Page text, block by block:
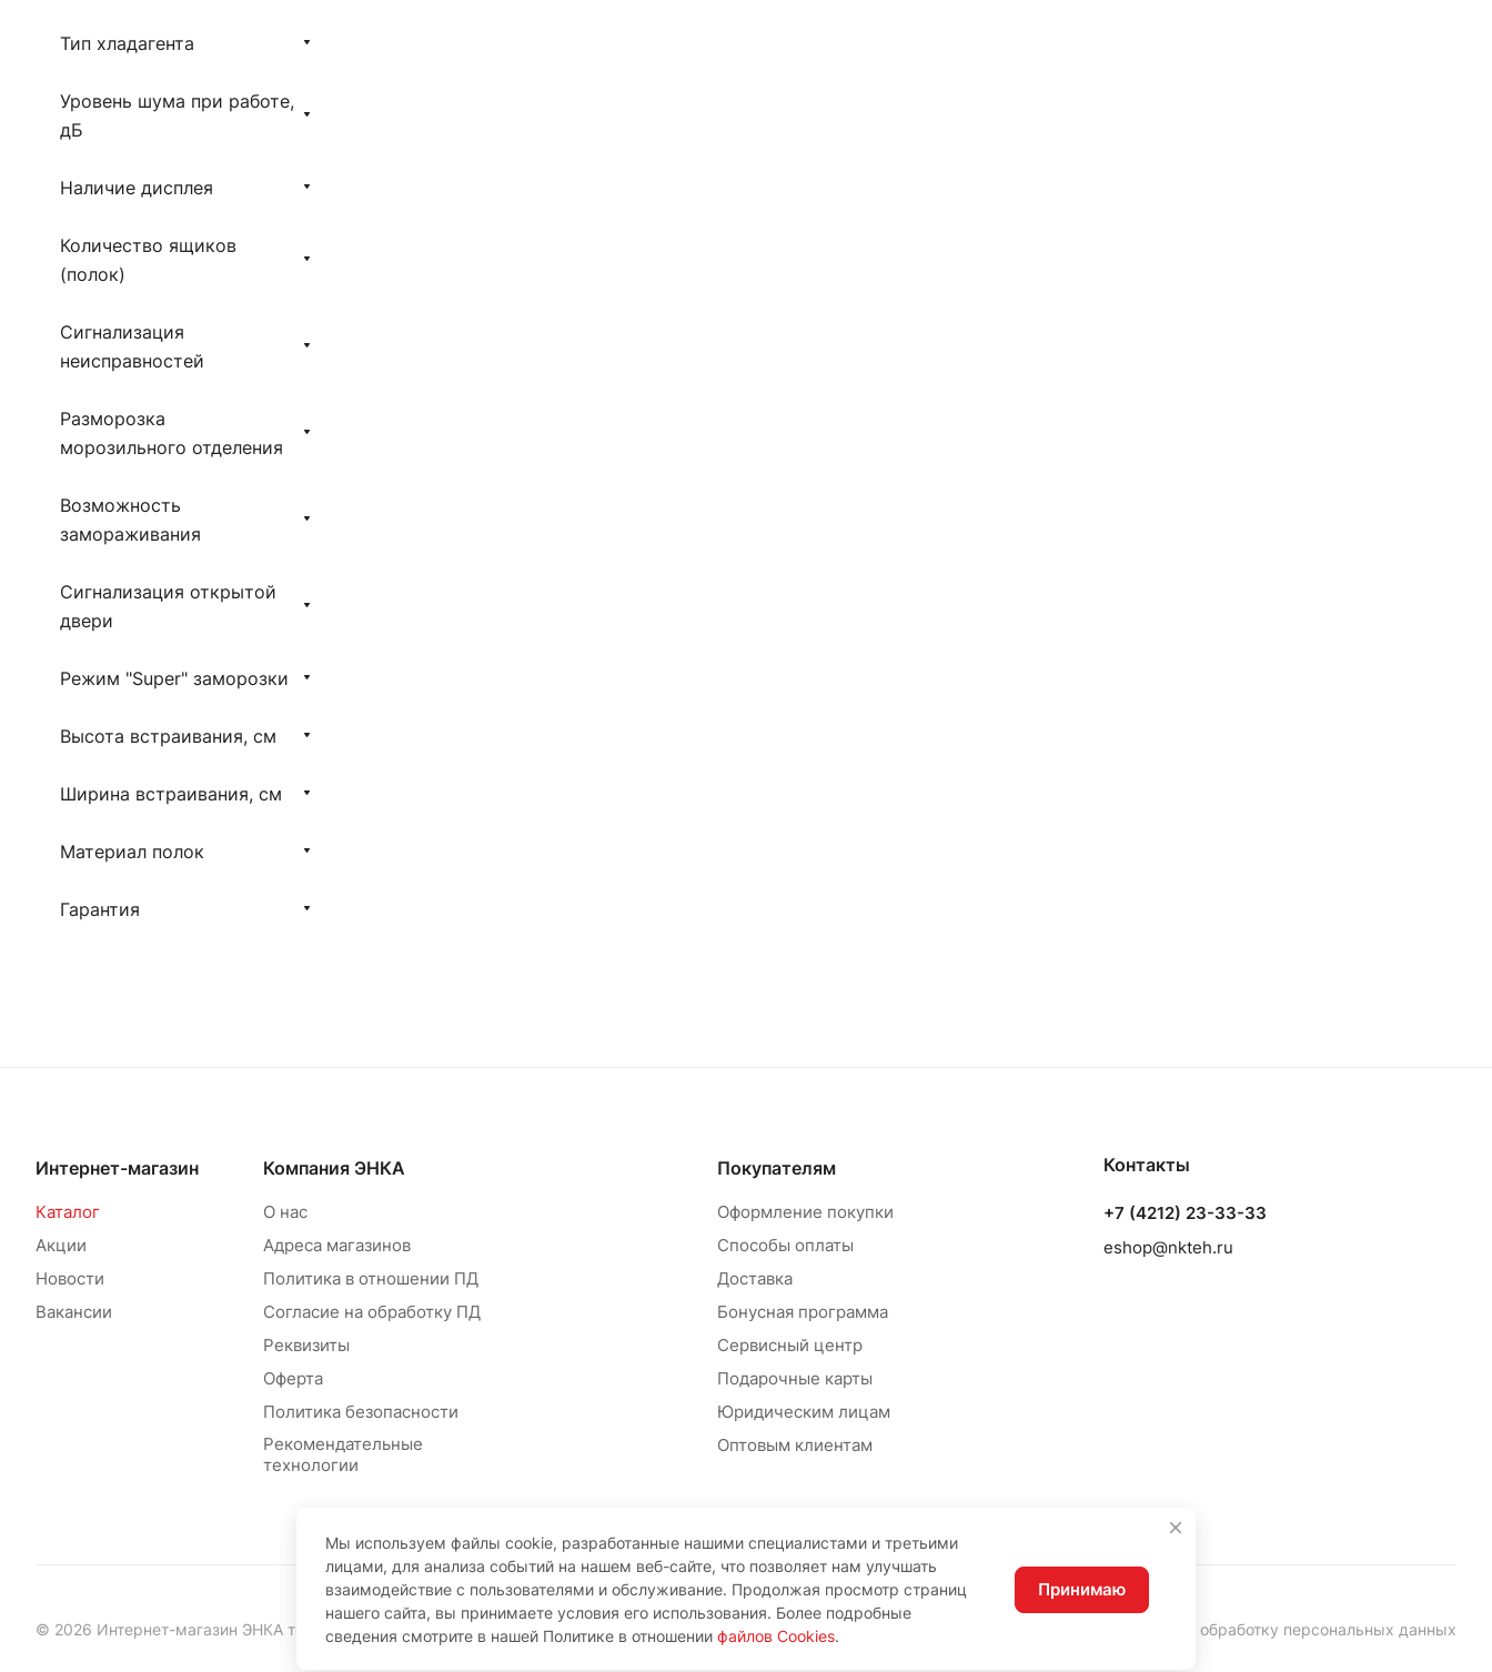
Тип хладагента
Уровень шума при работе,
дБ
Наличие дисплея
Количество ящиков
(полок)
Сигнализация
неисправностей
Разморозка
морозильного отделения
Возможность
замораживания
Сигнализация открытой
двери
Режим "Super" заморозки
Высота встраивания, см
Ширина встраивания, см
Материал полок
Гарантия
Интернет-магазин
Каталог
Акции
Новости
Вакансии
Компания ЭНКА
О нас
Адреса магазинов
Политика в отношении ПД
Согласие на обработку ПД
Реквизиты
Оферта
Политика безопасности
Рекомендательные
технологии
Покупателям
Оформление покупки
Способы оплаты
Доставка
Бонусная программа
Сервисный центр
Подарочные карты
Юридическим лицам
Оптовым клиентам
Контакты
+7 (4212) 23-33-33
eshop@nkteh.ru
© 2026 Интернет-магазин ЭНКА техника Согласие на обработку персональных данных
Мы используем файлы cookie, разработанные нашими специалистами и третьими
лицами, для анализа событий на нашем веб-сайте, что позволяет нам улучшать
взаимодействие с пользователями и обслуживание. Продолжая просмотр страниц
нашего сайта, вы принимаете условия его использования. Более подробные
сведения смотрите в нашей Политике в отношении файлов Cookies.
Принимаю